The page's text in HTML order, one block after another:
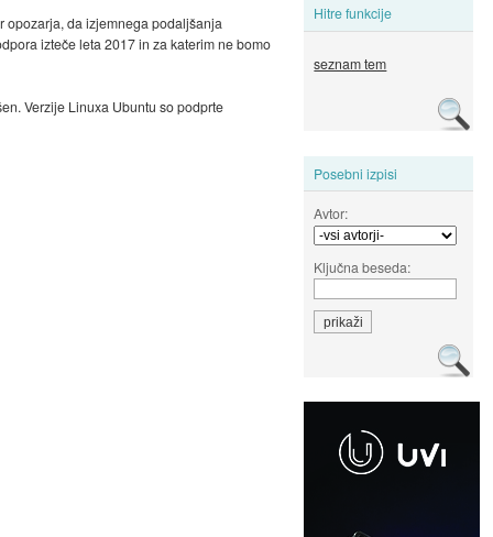
Hitre funkcije
seznam tem
Posebni izpisi
Avtor:
Ključna beseda:
opozarja, da izjemnega podaljšanja
izteče leta 2017 in za katerim ne bomo
Verzije Linuxa Ubuntu so podprte